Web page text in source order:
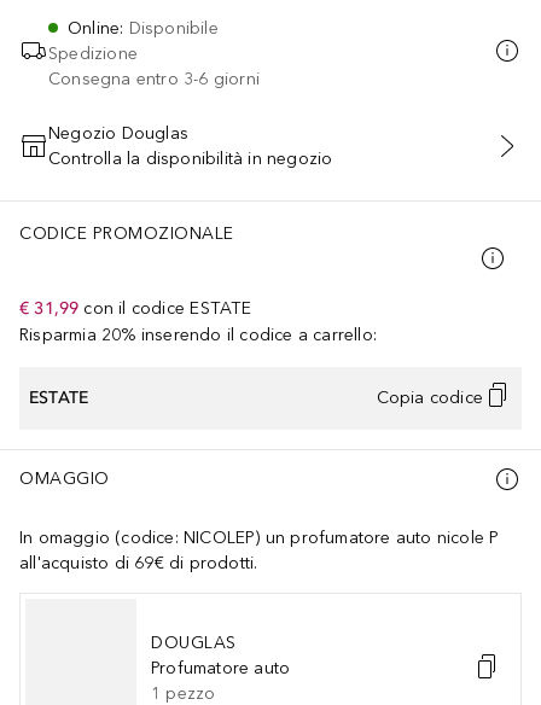
Online: Disponibile
Spedizione
Consegna entro 3-6 giorni
AGGIUNGI AL CARRELLO
Negozio Douglas
Controlla la disponibilità in negozio
CODICE PROMOZIONALE
€ 31,99 con il codice ESTATE
Risparmia 20% inserendo il codice a carrello:
ESTATE Copia codice
OMAGGIO
In omaggio (codice: NICOLEP) un profumatore auto nicole P
all'acquisto di 69€ di prodotti.
DOUGLAS
Profumatore auto
1 pezzo